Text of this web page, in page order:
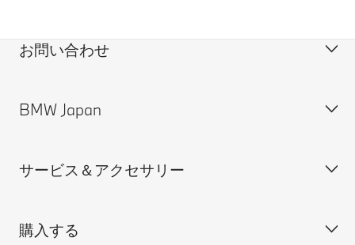
お問い合わせ
カスタマー・サポート＆お問い合わせ
見積依頼
ディーラー検索
BMW Japan
会社概要
BMW正規ディーラー採用情報
サービス＆アクセサリー
BMW Service
購入する